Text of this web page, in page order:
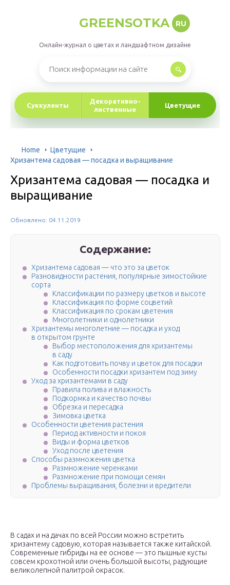
GREENSOTKA RU
Онлайн-журнал о цветах и ландшафтном дизайне
Суккуленты
Декоративно-
лиственные
Цветущие
Home
Цветущие
Хризантема садовая — посадка и выращивание
Хризантема садовая — посадка и
выращивание
Обновлено: 04.11.2019
Содержание:
Хризантема садовая — что это за цветок
Разновидности растения, популярные зимостойкие
сорта
Классификации по размеру цветков и высоте
Классификация по форме соцветий
Классификация по срокам цветения
Многолетники и однолетники
Хризантемы многолетние — посадка и уход
в открытом грунте
Выбор местоположения для хризантемы
в саду
Как подготовить почву и цветок для посадки
Особенности посадки хризантем под зиму
Уход за хризантемами в саду
Правила полива и влажность
Подкормка и качество почвы
Обрезка и пересадка
Зимовка цветка
Особенности цветения растения
Период активности и покоя
Виды и форма цветков
Уход после цветения
Способы размножения цветка
Размножение черенками
Размножение при помощи семян
Проблемы выращивания, болезни и вредители
В садах и на дачах по всей России можно встретить
хризантему садовую, которая называется также китайской.
Современные гибриды на ее основе — это пышные кусты
совсем крохотной или очень большой высоты, радующие
великолепной палитрой окрасок.